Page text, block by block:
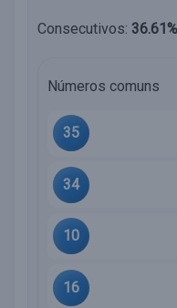
Consecutivos: 36.61%
Números comuns
35
34
10
16